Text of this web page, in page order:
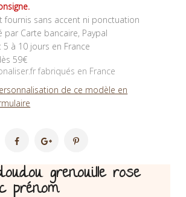
fournis sans accent ni ponctuation
par Carte bancaire, Paypal
5 à 10 jours en France
59€
fabriqués en France
de ce modèle en
grenouille rose
prénom